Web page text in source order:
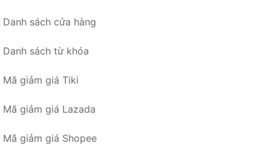
Danh sách cửa hàng
Danh sách từ khóa
Mã giảm giá Tiki
Mã giảm giá Lazada
Mã giảm giá Shopee